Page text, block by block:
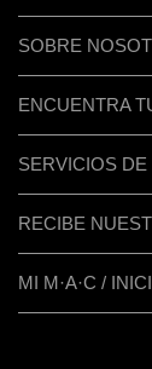
SOBRE
ENCUENTRA
SERVICIOS
RECIBE
MI M·A·C /